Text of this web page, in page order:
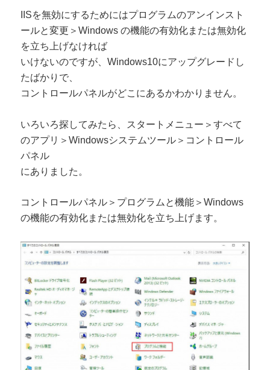
IISを無効にするためにはプログラムのアンインスト
ールと変更＞Windows の機能の有効化または無効化
を立ち上げなければ
いけないのですが、Windows10にアップグレードし
たばかりで、
コントロールパネルがどこにあるかわかりません。
いろいろ探してみたら、スタートメニュー＞すべて
のアプリ＞Windowsシステムツール＞コントロール
パネル
にありました。
コントロールパネル＞プログラムと機能＞Windows
の機能の有効化または無効化を立ち上げます。